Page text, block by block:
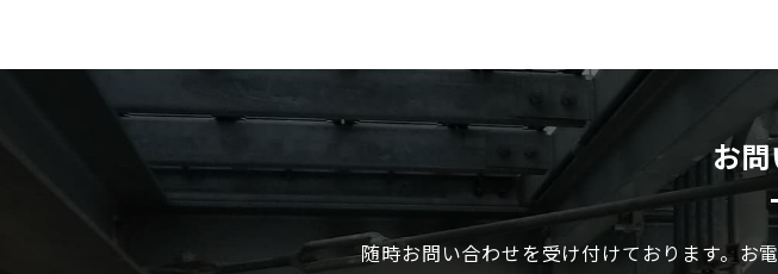
お
随時お問い合わせを受け付けております。お